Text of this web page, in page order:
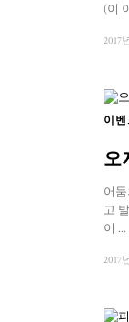
(이
2017
이
오
어
고
이 ...
2017